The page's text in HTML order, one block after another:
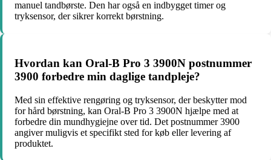
manuel tandbørste. Den har også en indbygget timer og
tryksensor, der sikrer korrekt børstning.
Hvordan kan Oral-B Pro 3 3900N postnummer
3900 forbedre min daglige tandpleje?
Med sin effektive rengøring og tryksensor, der beskytter mod
for hård børstning, kan Oral-B Pro 3 3900N hjælpe med at
forbedre din mundhygiejne over tid. Det postnummer 3900
angiver muligvis et specifikt sted for køb eller levering af
produktet.